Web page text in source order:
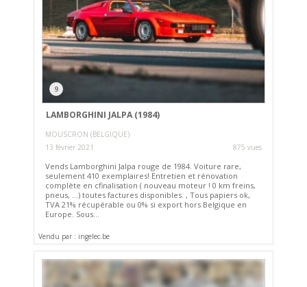
9
LAMBORGHINI JALPA (1984)
MOUSCRON (BELGIQUE)
13 février 2021
875 vues
Vends Lamborghini Jalpa rouge de 1984. Voiture rare,
seulement 410 exemplaires! Entretien et rénovation
complète en cfinalisation ( nouveau moteur ! 0 km freins,
pneus, ...) toutes factures disponibles. , Tous papiers ok,
TVA 21% récupérable ou 0% si export hors Belgique en
Europe. Sous...
Vendu par : ingelec.be